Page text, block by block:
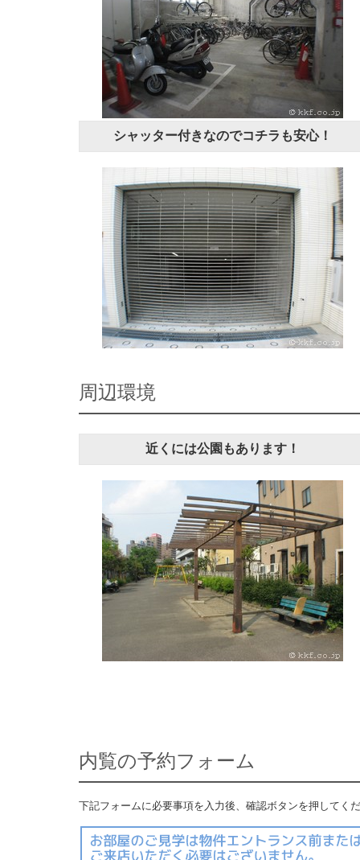
シャッター付きなのでコチラも安心！
周辺環境
近くには公園もあります！
内覧の予約フォーム
下記フォームに必要事項を入力後、確認ボタンを押してく